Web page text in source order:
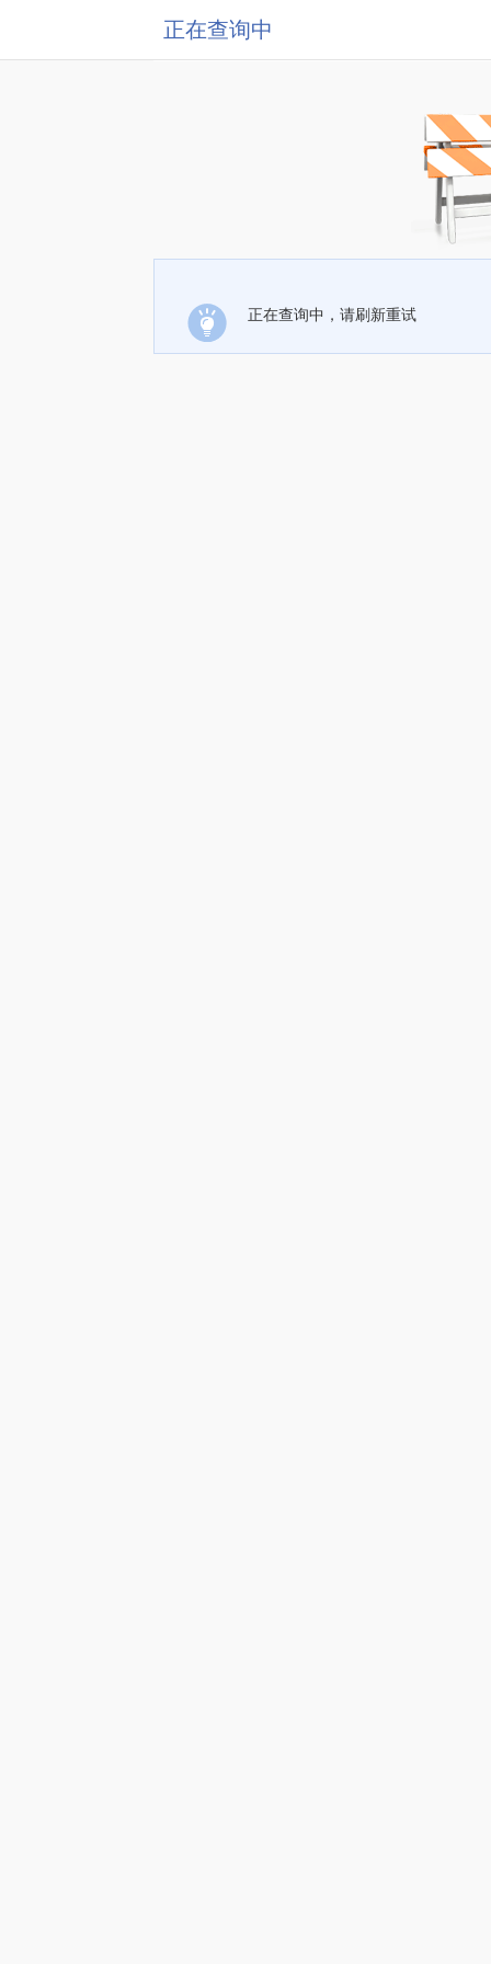
正在查询中
正在查询中，请刷新重试